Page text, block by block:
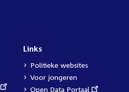
Links
Politieke websites
Voor jongeren
External
Open Data Portaal